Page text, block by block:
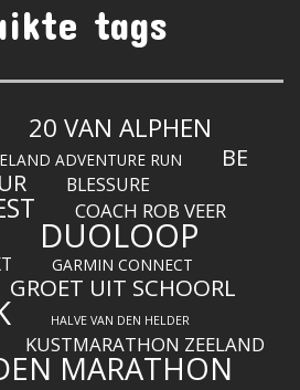
tags
20 VAN ALPHEN
ADVENTURE RUN
BE
BLESSURE
COACH ROB VEER
DUOLOOP
GARMIN CONNECT
GROET UIT SCHOORL
HALVE VAN DEN HELDER
KUSTMARATHON ZEELAND
MARATHON